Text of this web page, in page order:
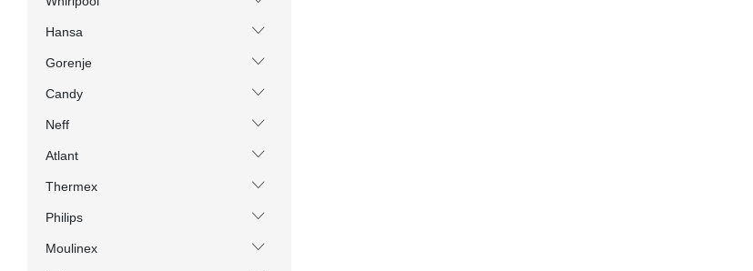
Hansa
Gorenje
Candy
Neff
Atlant
Thermex
Philips
Moulinex